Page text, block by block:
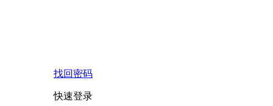
找回密码
快速登录